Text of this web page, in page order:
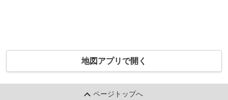
地図アプリで開く
ページトップへ